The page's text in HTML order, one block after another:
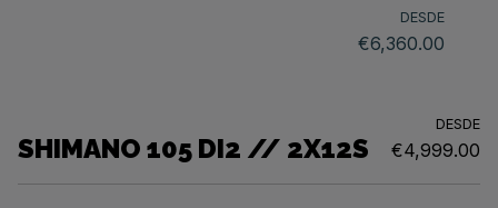
DESDE
€6,360.00
SHIMANO 105 DI2 // 2X12S
DESDE
€4,999.00